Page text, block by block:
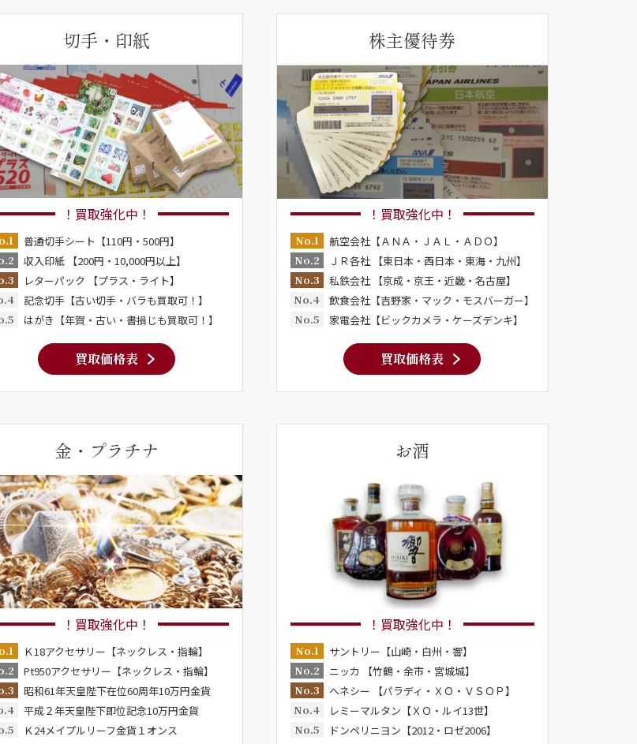
切手・印紙
！買取強化中！
普通切手シート【110円・500円】
収入印紙 【200円・10,000円以上】
レターパック 【プラス・ライト】
記念切手【古い切手・バラも買取可！】
はがき【年賀・古い・書損じも買取可！】
買取価格表
株主優待券
！買取強化中！
No.1
航空会社【ＡＮＡ・ＪＡＬ・ＡＤＯ】
No.2
ＪＲ各社 【東日本・西日本・東海・九州】
No.3
私鉄会社 【京成・京王・近畿・名古屋】
No.4
飲食会社【吉野家・マック・モスバーガー】
No.5
家電会社【ビックカメラ・ケーズデンキ】
買取価格表
金・プラチナ
！買取強化中！
Ｋ18アクセサリー【ネックレス・指輪】
Pt950アクセサリー【ネックレス・指輪】
昭和61年天皇陛下在位60周年10万円金貨
平成２年天皇陛下即位記念10万円金貨
Ｋ24メイプルリーフ金貨１オンス
お酒
！買取強化中！
No.1
サントリー【山崎・白州・響】
No.2
ニッカ 【竹鶴・余市・宮城城】
No.3
ヘネシー 【パラディ・ＸＯ・ＶＳＯＰ】
No.4
レミーマルタン【ＸＯ・ルイ13世】
No.5
ドンペリニヨン【2012・ロゼ2006】